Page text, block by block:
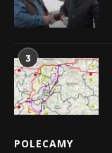
3
POLECAMY